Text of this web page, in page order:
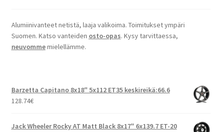
Alumiinivanteet netistä, laaja valikoima. Toimitukset ympäri
Suomen. Katso vanteiden osto-opas. Kysy tarvittaessa,
neuvommemielellämme.
Barzetta Capitano 8x18" 5x112 ET35 keskireikä:66.6
128.74€
Jack Wheeler Rocky AT Matt Black 8x17" 6x139.7 ET-20